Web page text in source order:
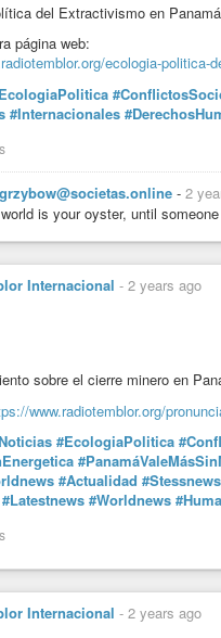
del Extractivismo en
página web:
ecologia-
#Internacionales
- 2
is your oyster, until
Internacional - 2 years ago
sobre el cierre minero en
www.radiotemblor.org/
#EcologiaPolitica
#Actualidad #Stessnews
#Latestnews #Worldnews
Internacional - 2 years ago